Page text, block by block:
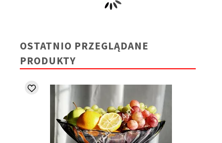
OSTATNIO PRZEGLĄDANE
PRODUKTY